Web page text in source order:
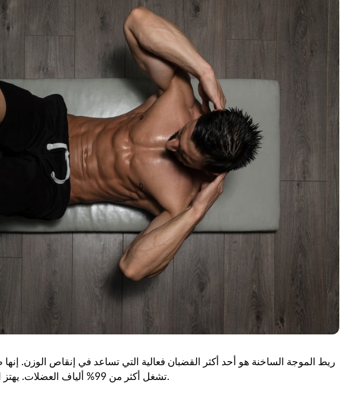
ريط الموجة الساخنة هو أحد أكثر القضبان فعالية التي تساعد في إنقاص الوزن. إنها
تشغل أكثر من 99% ألياف العضلات. يهتز العضلات 300 مرة في الدقيقة.
مايك تايسون دفع ما يصل 💪 تمارين القلب أو الوزن 🌙